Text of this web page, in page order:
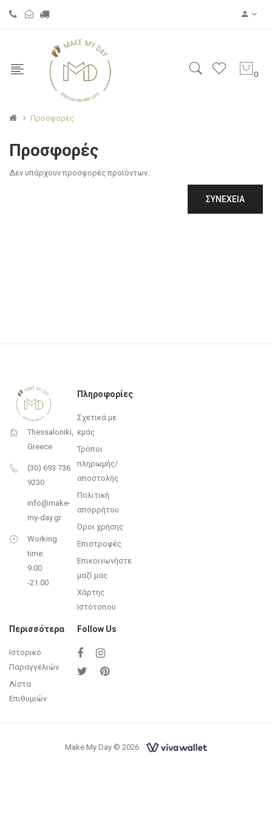
0
Προσφορές
Προσφορές
Δεν υπάρχουν προσφορές προϊόντων.
ΣΥΝΈΧΕΙΑ
Thessaloniki,
Greece
(30) 693 736
9230
info@make-
my-day.gr
Working
time:
9.00
-21.00
Πληροφορίες
Σχετικά με
εμάς
Τρόποι
πληρωμής/
αποστολής
Πολιτική
απορρήτου
Όροι χρήσης
Επιστροφές
Επικοινωνήστε
μαζί μας
Χάρτης
Ιστότοπου
Περισσότερα
Ιστορικό
Παραγγελιών
Λίστα
Επιθυμιών
Follow Us
Make My Day © 2026